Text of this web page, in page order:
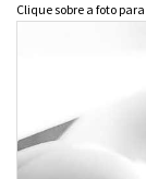
Clique sobre a foto